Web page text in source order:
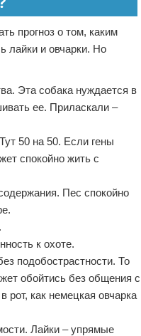
прогноз о том, каким
лайки и овчарки. Но
Эта собака нуждается в
ее. Приласкали –
50 на 50. Если гены
спокойно жить с
Пес спокойно
к охоте.
подобострастности. То
обойтись без общения с
рот, как немецкая овчарка
Лайки – упрямые